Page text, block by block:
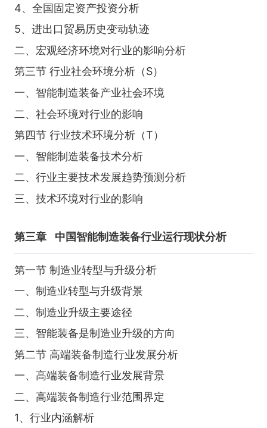
4、全国固定资产投资分析
5、进出口贸易历史变动轨迹
二、宏观经济环境对行业的影响分析
第三节 行业社会环境分析（S）
一、智能制造装备产业社会环境
二、社会环境对行业的影响
第四节 行业技术环境分析（T）
一、智能制造装备技术分析
二、行业主要技术发展趋势预测分析
三、技术环境对行业的影响
第三章 中国智能制造装备行业运行现状分析
第一节 制造业转型与升级分析
一、制造业转型与升级背景
二、制造业升级主要途径
三、智能装备是制造业升级的方向
第二节 高端装备制造行业发展分析
一、高端装备制造行业发展背景
二、高端装备制造行业范围界定
1、行业内涵解析